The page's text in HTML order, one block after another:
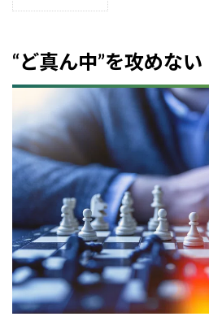
中”を
攻め
ない
マ
イ
ン
ド
マ
プ
を
用
い
て
外
堀
“ど真ん中”を攻めない